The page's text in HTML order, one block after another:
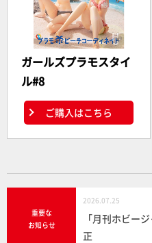
ガールズプラモスタイ
ル#8
ご購入はこちら
重要な
お知らせ
2026.07.25
「月刊ホビー
正